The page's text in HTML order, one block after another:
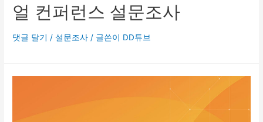
얼 컨퍼런스 설문조사
댓글 달기 /설문조사 / 글쓴이 DD튜브